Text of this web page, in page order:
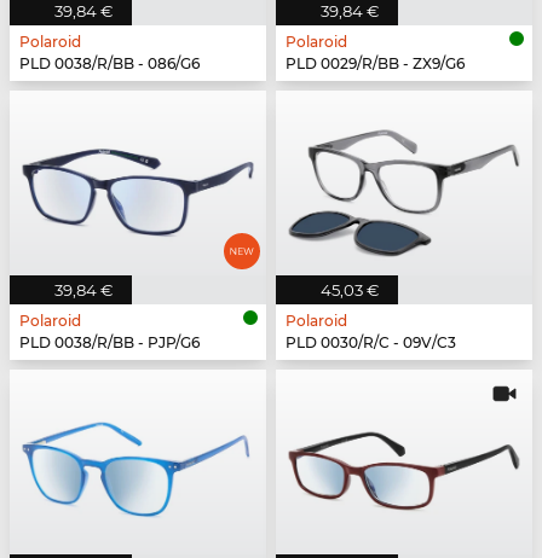
39,84 €
Polaroid
PLD 0038/R/BB - 086/G6
39,84 €
Polaroid
PLD 0029/R/BB - ZX9/G6
39,84 €
Polaroid
PLD 0038/R/BB - PJP/G6
45,03 €
Polaroid
PLD 0030/R/C - 09V/C3